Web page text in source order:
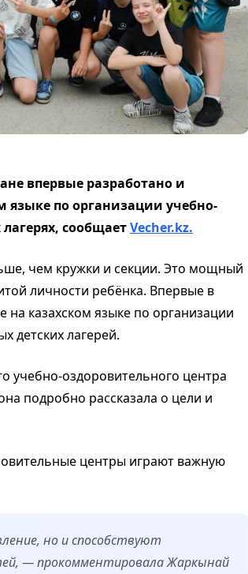
впервые разработано и
языке по организации учебно-
сообщаетVecher.kz.
чем кружки и секции. Это мощный
личности ребёнка. Впервые в
казахском языке по организации
детских лагерей.
учебно-оздоровительного центра
подробно рассказала о цели и
центры играют важную
но и способствуют
— прокомментировала Жаркынай